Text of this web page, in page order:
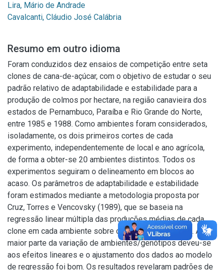
Lira, Mário de Andrade
Cavalcanti, Cláudio José Calábria
Resumo em outro idioma
Foram conduzidos dez ensaios de competição entre seta
clones de cana-de-açúcar, com o objetivo de estudar o seu
padrão relativo de adaptabilidade e estabilidade para a
produção de colmos por hectare, na região canavieira dos
estados de Pernambuco, Paraíba e Rio Grande do Norte,
entre 1985 e 1988. Como ambientes foram considerados,
isoladamente, os dois primeiros cortes de cada
experimento, independentemente de local e ano agrícola,
de forma a obter-se 20 ambientes distintos. Todos os
experimentos seguiram o delineamento em blocos ao
acaso. Os parâmetros de adaptabilidade e estabilidade
foram estimados mediante a metodologia proposta por
Cruz, Torres e Vencovsky (1989), que se baseia na
regressão linear múltipla das produções médias de cada
clone em cada ambiente sobre os índices ambientais. A
maior parte da variação de ambientes/genótipos deveu-se
aos efeitos lineares e o ajustamento dos dados ao modelo
de regressão foi bom. Os resultados revelaram padrões de